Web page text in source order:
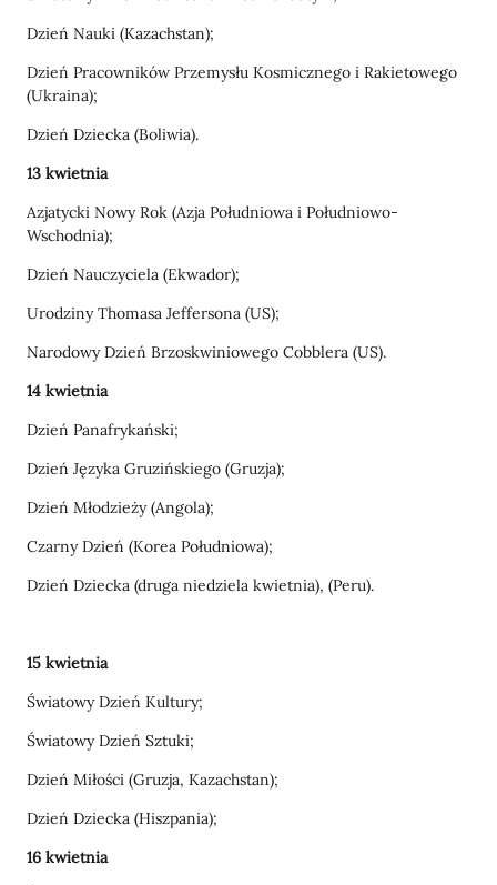
Dzień Nauki (Kazachstan);
Dzień Pracowników Przemysłu Kosmicznego i Rakietowego
(Ukraina);
Dzień Dziecka (Boliwia).
13 kwietnia
Azjatycki Nowy Rok (Azja Południowa i Południowo-
Wschodnia);
Dzień Nauczyciela (Ekwador);
Urodziny Thomasa Jeffersona (US);
Narodowy Dzień Brzoskwiniowego Cobblera (US).
14 kwietnia
Dzień Panafrykański;
Dzień Języka Gruzińskiego (Gruzja);
Dzień Młodzieży (Angola);
Czarny Dzień (Korea Południowa);
Dzień Dziecka (druga niedziela kwietnia), (Peru).
15 kwietnia
Światowy Dzień Kultury;
Światowy Dzień Sztuki;
Dzień Miłości (Gruzja, Kazachstan);
Dzień Dziecka (Hiszpania);
16 kwietnia